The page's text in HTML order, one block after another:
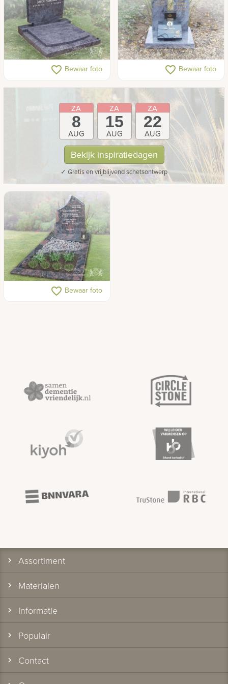
Kort gedenkteken
favorite_border Bewaar foto Kort familiegraf
favorite_border Bewaar foto
ZA
8
AUG
ZA
15
AUG
ZA
22
AUG
Bekijk inspiratiedagen
✓ Gratis en vrijblijvend schetsontwerp
Traditioneel gedenkteken
favorite_border Bewaar foto
Assortiment
Materialen
Informatie
Populair
Contact